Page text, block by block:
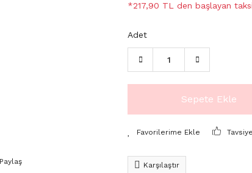
*217,90 TL den başlayan
Adet
Sepete Ekle
Karşılaştır